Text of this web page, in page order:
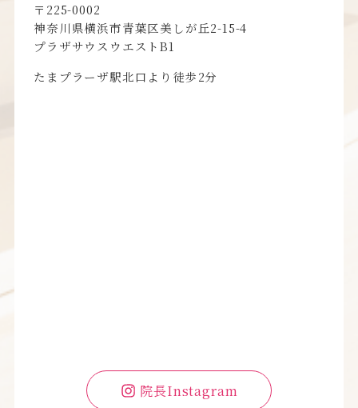
〒225-0002
神奈川県横浜市青葉区美しが丘2-15-4
プラザサウスウエストB1
たまプラーザ駅北口より徒歩2分
院長Instagram